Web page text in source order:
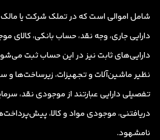
شامل اموالی است که در تملک شرکت یا
دارایی جاری، وجه نقد، حساب بانکی،
دارایی‌های ثابت نیز در این حساب ثبت
نظیر ماشین‌آلات و تجهیزات، زیرساخت‌ها
تفصیلی دارایی عبارتند از موجودی نقد،
دریافتنی، موجودی مواد و کالا،
نامشهود.